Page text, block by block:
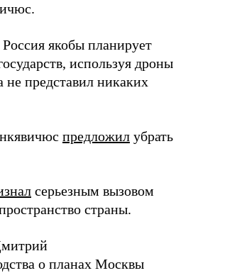
якобы планирует
используя дроны
не представил никаких
предложил убрать
серьезным вызовом
страны.
о планах Москвы